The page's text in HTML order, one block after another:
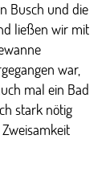
Busch und die
ließen wir mit
war,
mal ein Bad
stark nötig